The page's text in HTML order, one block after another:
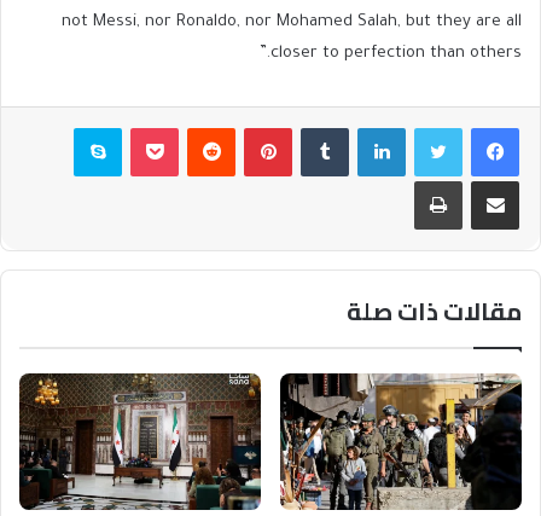
not Messi, nor Ronaldo, nor Mohamed Salah, but they are all
closer to perfection than others.”
فيسبوكتويتر لينكدإن بينتيريست بوكيت سكايب
مشاركة عبر البريد طباعة
مقالات ذات صلة